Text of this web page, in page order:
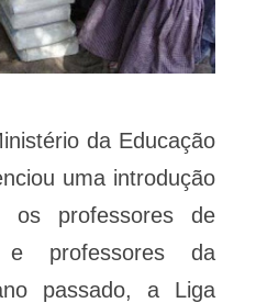
da Educação
uma introdução
os professores de
e professores da
passado, a Liga